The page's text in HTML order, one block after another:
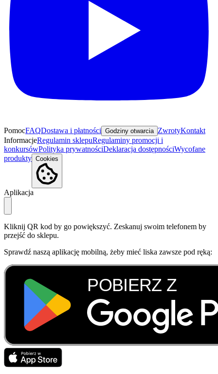
PomocFAQDostawa i płatności Godziny otwarcia ZwrotyKontakt
InformacjeRegulamin sklepuRegulaminy promocji i
konkursówPolityka prywatnościDeklaracja dostępnościWycofane
produkty Cookies
Aplikacja
Kliknij QR kod by go powiększyć. Zeskanuj swoim telefonem by
przejść do sklepu.
Sprawdź naszą aplikację mobilną, żeby mieć liska zawsze pod ręką: